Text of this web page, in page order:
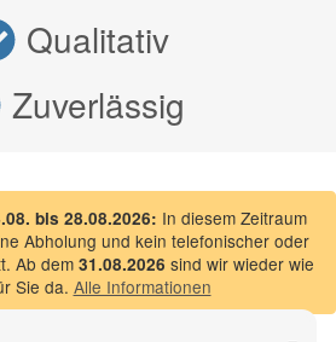
Qualitativ
Zuverlässig
bis 28.08.2026: In diesem Zeitraum
Abholung und kein telefonischer oder
Ab dem 31.08.2026 sind wir wieder wie
Sie da. Alle Informationen